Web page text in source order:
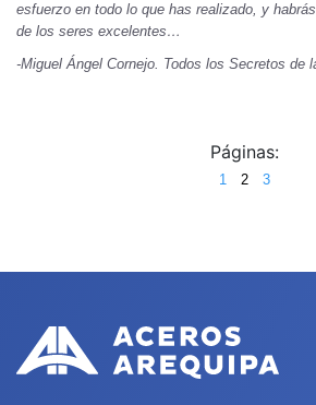
esfuerzo en todo lo que has realizado, y
de los seres excelentes…
-Miguel Ángel Cornejo. Todos los Secretos de
Páginas:
1 2 3